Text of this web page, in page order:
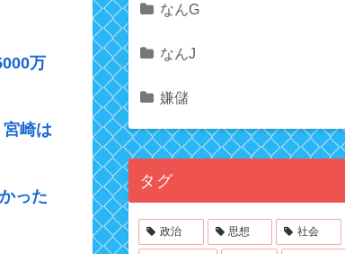
万
崎は
った
なんG
なんJ
嫌儲
タグ
政治 思想 社会